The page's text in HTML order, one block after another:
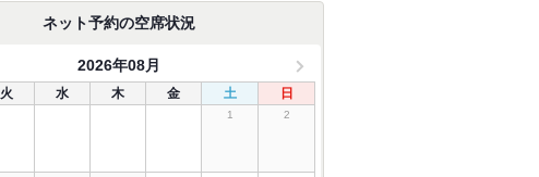
ネット予約の空席状況
2026年08月
火 水 木 金 土 日
1 2